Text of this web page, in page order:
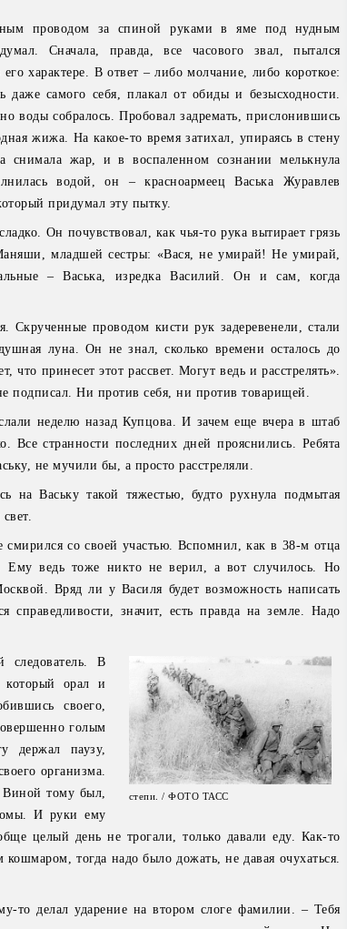
проводом за спиной руками в яме под нудным
Сначала, правда, все часового звал, пытался
характере. В ответ – либо молчание, либо короткое:
самого себя, плакал от обиды и безысходности.
воды собралось. Пробовал задремать, прислонившись
жижа. На какое-то время затихал, упираясь в стену
снимала жар, и в воспаленном сознании мелькнула
водой, он – красноармеец Васька Журавлев
придумал эту пытку.
Он почувствовал, как чья-то рука вытирает грязь
младшей сестры: «Вася, не умирай! Не умирай,
– Васька, изредка Василий. Он и сам, когда
Скрученные проводом кисти рук задеревенели, стали
луна. Он не знал, сколько времени осталось до
что принесет этот рассвет. Могут ведь и расстрелять».
подписал. Ни против себя, ни против товарищей.
неделю назад Купцова. И зачем еще вчера в штаб
Все странности последних дней прояснились. Ребята
не мучили бы, а просто расстреляли.
на Ваську такой тяжестью, будто рухнула подмытая
со своей участью. Вспомнил, как в 38-м отца
Ему ведь тоже никто не верил, а вот случилось. Но
Вряд ли у Василя будет возможность написать
справедливости, значит, есть правда на земле. Надо
степи. / ФОТО ТАСС
следователь. В
который орал и
своего,
голым
держал паузу,
организма.
Виной тому был,
И руки ему
целый день не трогали, только давали еду. Как-то
тогда надо было дожать, не давая очухаться.
то делал ударение на втором слоге фамилии. – Тебя